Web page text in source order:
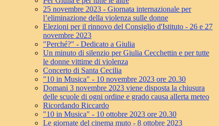
25 novembre 2023 - Giornata internazionale per
l’eliminazione della violenza sulle donne
Elezioni per il rinnovo del Consiglio d'Istituto - 26 e 27
novembre 2023
"Perché?" - Dedicato a Giulia
Un minuto di silenzio per Giulia Cecchettin e per tutte
le donne vittime di violenza
Concerto di Santa Cecilia
"10 in Musica" - 10 novembre 2023 ore 20.30
Domani 3 novembre 2023 viene disposta la chiusura
delle scuole di ogni ordine e grado causa allerta meteo
Ricordando Riccardo
"10 in Musica" - 10 ottobre 2023 ore 20.30
Le giornate del cinema muto - 8 ottobre 2023